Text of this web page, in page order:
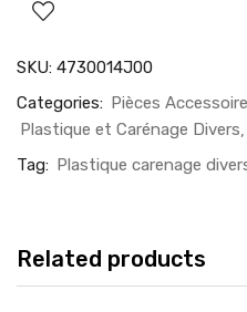
SKU: 4730014J00
Categories: Pièces
Plastique et Carénage Divers
Tag: Plastique carenage
Related products